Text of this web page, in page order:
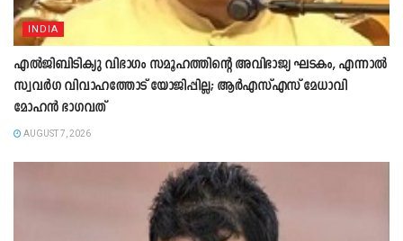
INDIA
എൽജിബിടിക്യു വിഭാഗം സമൂഹത്തിന്റെ അവിഭാജ്യ ഘടകം, എന്നാൽ
സ്വവർഗ വിവാഹത്തോട് യോജിപ്പില്ല; ആർഎസ്എസ് മേധാവി
മോഹൻ ഭാഗവത്
AUGUST 7, 2026